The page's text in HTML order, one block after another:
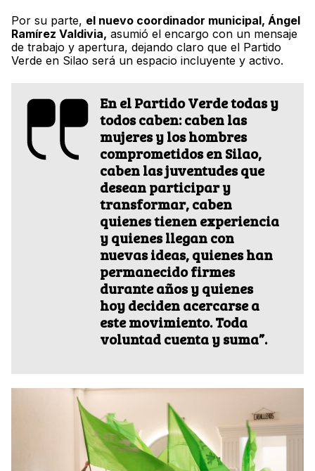
Por su parte, el nuevo coordinador municipal, Ángel
Ramírez Valdivia, asumió el encargo con un mensaje
de trabajo y apertura, dejando claro que el Partido
Verde en Silao será un espacio incluyente y activo.
En el Partido Verde todas y
todos caben: caben las
mujeres y los hombres
comprometidos en Silao,
caben las juventudes que
desean participar y
transformar, caben
quienes tienen experiencia
y quienes llegan con
nuevas ideas, quienes han
permanecido firmes
durante años y quienes
hoy deciden acercarse a
este movimiento. Toda
voluntad cuenta y suma”.